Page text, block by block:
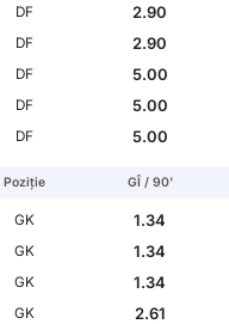
DF
2.90
DF
2.90
DF
5.00
DF
5.00
DF 5.00
Poziție GÎ / 90'
GK
1.34
GK
1.34
GK
1.34
GK
2.61